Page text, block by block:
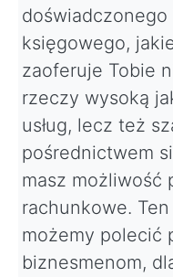
księgowego,
zaoferuje Tobie
rzeczy wysoką
usług, lecz też
pośrednictwem
masz możliwość
rachunkowe.
możemy polecić
biznesmenom,